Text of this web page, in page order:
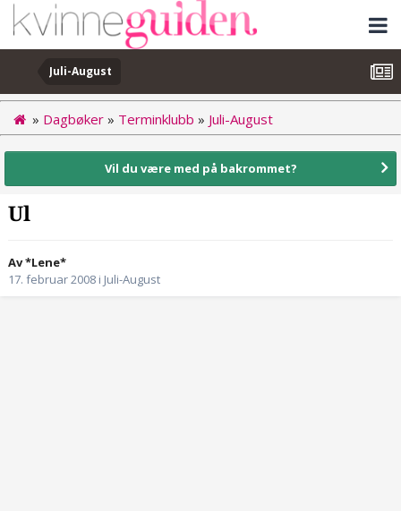
Juli-August
» Dagbøker » Terminklubb » Juli-August
Vil du være med på bakrommet?
Ul
Av *Lene*
17. februar 2008 i Juli-August